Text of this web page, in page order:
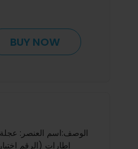
BUY NOW